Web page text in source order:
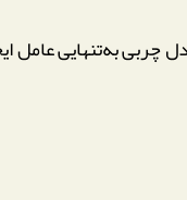
به‌تنهایی عامل